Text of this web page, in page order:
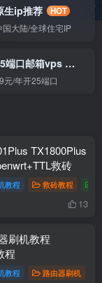
生ip推荐
HOT
国大陆/全球住宅IP
25端口邮箱vpsGO
元/年开25端口
TX1800Plus
救砖
教程 救砖教程
13
刷机教程
程
教程 路由器刷机